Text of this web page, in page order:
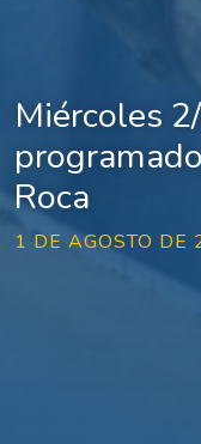
Miércoles
Roca
1 DE AGOSTO DE